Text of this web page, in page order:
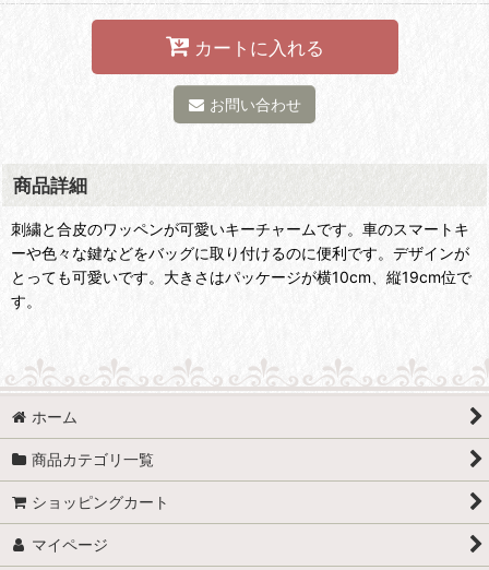
カートに入れる
お問い合わせ
商品詳細
刺繍と合皮のワッペンが可愛いキーチャームです。車のスマートキ
ーや色々な鍵などをバッグに取り付けるのに便利です。デザインが
とっても可愛いです。大きさはパッケージが横10cm、縦19cm位で
す。
ホーム
商品カテゴリ一覧
ショッピングカート
マイページ